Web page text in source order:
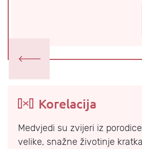
Korelacija
Medvjedi su zvijeri iz
velike, snažne životinje